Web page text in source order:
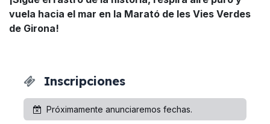
vuela hacia el mar en la Marató de les Vies Verdes
de Girona!
Inscripciones
Próximamente anunciaremos fechas.